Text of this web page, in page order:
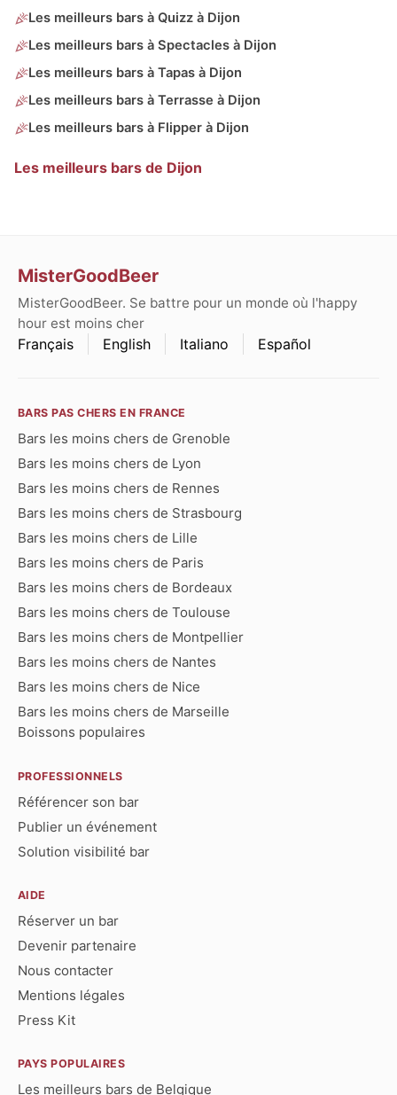
Les meilleurs bars à Quizz à Dijon
Les meilleurs bars à Spectacles à Dijon
Les meilleurs bars à Tapas à Dijon
Les meilleurs bars à Terrasse à Dijon
Les meilleurs bars à Flipper à Dijon
Les meilleurs bars de Dijon
MisterGoodBeer
MisterGoodBeer. Se battre pour un monde où l'happy
hour est moins cher
Français English Italiano Español
BARS PAS CHERS EN FRANCE
Bars les moins chers de Grenoble
Bars les moins chers de Lyon
Bars les moins chers de Rennes
Bars les moins chers de Strasbourg
Bars les moins chers de Lille
Bars les moins chers de Paris
Bars les moins chers de Bordeaux
Bars les moins chers de Toulouse
Bars les moins chers de Montpellier
Bars les moins chers de Nantes
Bars les moins chers de Nice
Bars les moins chers de Marseille
Boissons populaires
PROFESSIONNELS
Référencer son bar
Publier un événement
Solution visibilité bar
AIDE
Réserver un bar
Devenir partenaire
Nous contacter
Mentions légales
Press Kit
PAYS POPULAIRES
Les meilleurs bars de Belgique